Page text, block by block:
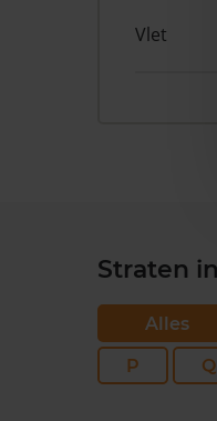
Vlet
Straten
Alles
P
Q